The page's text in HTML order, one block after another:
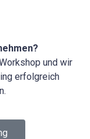
und wir
erfolgreich